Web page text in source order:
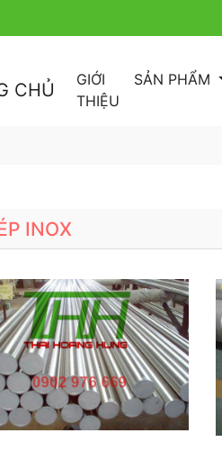
CHỦ
GIỚI
THIỆU
SẢN PHẨM
INOX